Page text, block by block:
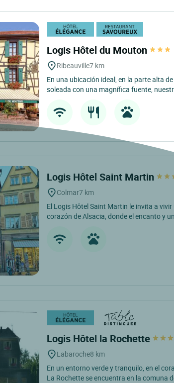
Logis Hôtel du Mouton
Ribeauville7 km
En una ubicación ideal, en la parte alta
soleada con una magnífica fuente,
Logis Hôtel Saint Martin
Colmar7 km
El Logis Hôtel Saint Martin le invita a
corazón de Alsacia, donde el encanto y
Logis Hôtel la Rochette
Labaroche8 km
En un entorno verde y tranquilo, en el
La Rochette se encuentra en la comuna